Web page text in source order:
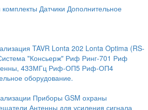
Датчики Дополнительное
TAVR Lonta 202 Lonta Optima (RS-
"Консьерж" Риф Ринг-701 Риф
433МГц Риф-ОП5 Риф-ОП4
оборудование.
Приборы GSM охраны
Антенны для усиления сигнала